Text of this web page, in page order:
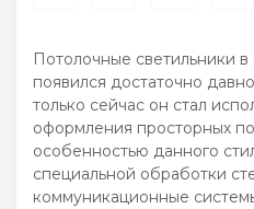
Потолочные светильники
появился достаточно
только сейчас он стал
оформления просторных
особенностью данного
специальной обработки
коммуникационные